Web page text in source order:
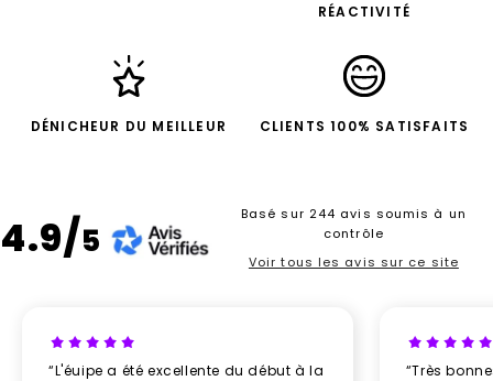
RÉACTIVITÉ
DÉNICHEUR DU MEILLEUR CLIENTS 100% SATISFAITS
4.9/5
Basé sur 244 avis soumis à un
contrôle
Voir tous les avis sur ce site
“L'éuipe a été excellente du début à la
“Très